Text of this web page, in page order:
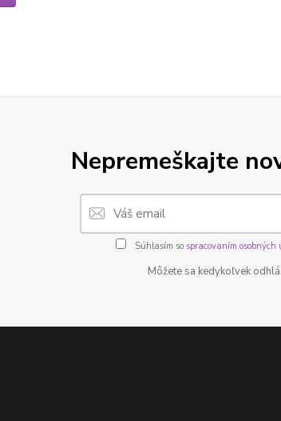
Nepremeškajte
Súhlasím so spracovaním osobných
Môžete sa kedykoľvek